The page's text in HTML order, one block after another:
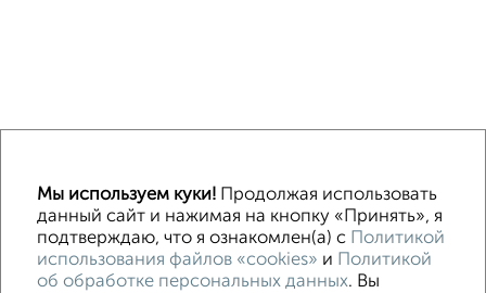
Машиноместа в паркинге Без посредников
Контакты
Политика конфиденциальности
Мы используем куки! Продолжая использовать
данный сайт и нажимая на кнопку «Принять», я
подтверждаю, что я ознакомлен(а) с Политикой
использования файлов «cookies» и Политикой
об обработке персональных данных. Вы